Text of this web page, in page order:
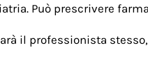
Può prescrivere
il professionista